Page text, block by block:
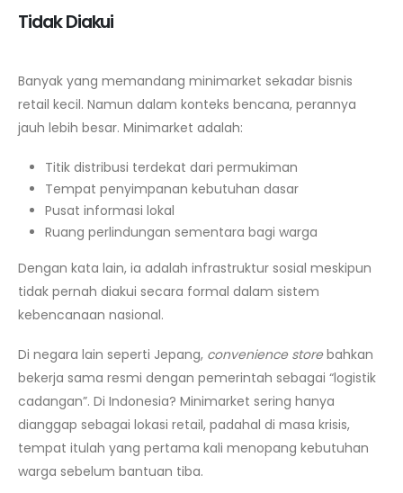
Tidak Diakui
Banyak yang memandang minimarket sekadar bisnis
retail kecil. Namun dalam konteks bencana, perannya
jauh lebih besar. Minimarket adalah:
Titik distribusi terdekat dari permukiman
Tempat penyimpanan kebutuhan dasar
Pusat informasi lokal
Ruang perlindungan sementara bagi warga
Dengan kata lain, ia adalah infrastruktur sosial meskipun
tidak pernah diakui secara formal dalam sistem
kebencanaan nasional.
Di negara lain seperti Jepang, convenience storebahkan
bekerja sama resmi dengan pemerintah sebagai “logistik
cadangan”. Di Indonesia? Minimarket sering hanya
dianggap sebagai lokasi retail, padahal di masa krisis,
tempat itulah yang pertama kali menopang kebutuhan
warga sebelum bantuan tiba.